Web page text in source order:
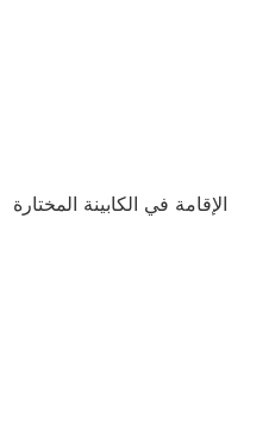
الإقامة في الكابينة المختارة